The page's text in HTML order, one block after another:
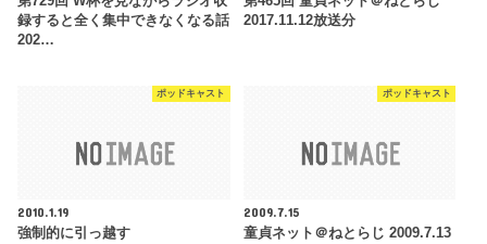
録すると全く集中できなくなる話
202…
2017.11.12放送分
ポッドキャスト
2010.1.19
強制的に引っ越す
ポッドキャスト
2009.7.15
童貞ネット＠ねとらじ 2009.7.13